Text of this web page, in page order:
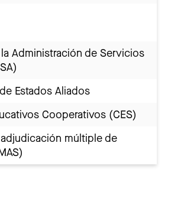
Administración de Servicios
Estados Aliados
Cooperativos (CES)
adjudicación múltiple de